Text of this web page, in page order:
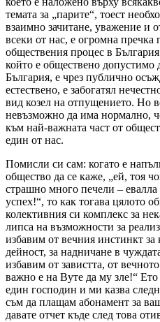
темата за „парите“, тоест
взаимно зачитане, уважение и
всеки от нас, е огромна пречка
обществения процес в
който е обществено допустимо
България, е чрез публично
естествено, е забогатял
вид козел на отпущението. Но
невъзможно да има нормално,
към най-важната част от
един от нас.
Помисли си сам: когато е
общество да се каже, „ей, тоя
страшно много печели –
успех!“, то как тогава цялото
колективния си комплекс за
липса на възможности за
избавим от вечния инстинкт за
дейност, за надничане в
избавим от завистта, от
важно е на Вуте да му зле!“
един господин и ми казва
съм да плащам абонамент за
давате отчет къде след това